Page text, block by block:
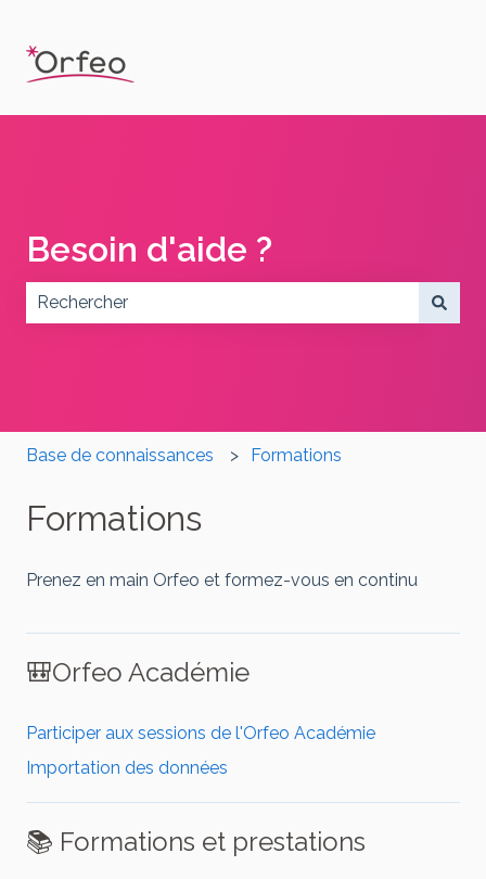
Besoin d'aide ?
Base de connaissances Formations
Formations
Prenez en main Orfeo et formez-vous en continu
🎒Orfeo Académie
Participer aux sessions de l'Orfeo Académie
Importation des données
📚 Formations et prestations